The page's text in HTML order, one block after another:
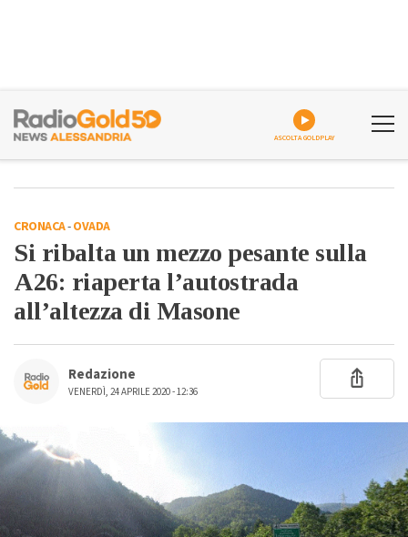
ASCOLTA GOLDPLAY
CRONACA-OVADA
Si ribalta un mezzo pesante sulla
A26: riaperta l’autostrada
all’altezza di Masone
Redazione
VENERDÌ, 24 APRILE 2020 - 12:36